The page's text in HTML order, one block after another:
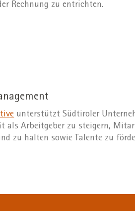
Rechnung zu entrichten.
unterstützt Südtiroler
als Arbeitgeber zu steigern,
zu halten sowie Talente zu